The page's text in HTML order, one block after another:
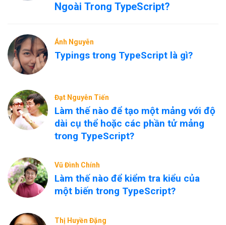
Ngoài Trong TypeScript?
Ánh Nguyễn
Typings trong TypeScript là gì?
Đạt Nguyễn Tiến
Làm thế nào để tạo một mảng với độ
dài cụ thể hoặc các phần tử mảng
trong TypeScript?
Vũ Đình Chính
Làm thế nào để kiểm tra kiểu của
một biến trong TypeScript?
Thị Huyền Đặng